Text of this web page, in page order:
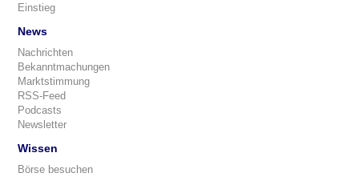
Einstieg
News
Nachrichten
Bekanntmachungen
Marktstimmung
RSS-Feed
Podcasts
Newsletter
Wissen
Börse besuchen